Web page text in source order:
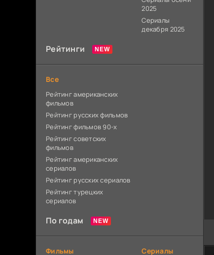
2025
Сериалы
декабря 2025
Рейтинги
Все
Рейтинг американских
фильмов
Рейтинг русских фильмов
Рейтинг фильмов 90-х
Рейтинг советских
фильмов
Рейтинг американских
сериалов
Рейтинг русских сериалов
Рейтинг турецких
сериалов
По годам
Фильмы Сериалы